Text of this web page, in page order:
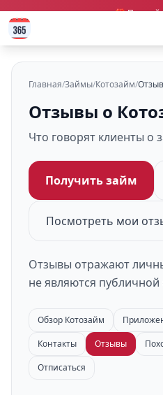
🎁 Первый
Главная/Займы/Котозайм/
Отзывы о
Что говорят клиенты о
Получить займ
Посмотреть мои
Отзывы отражают
не являются
Обзор Котозайм
Контакты
Отзывы
Отписаться